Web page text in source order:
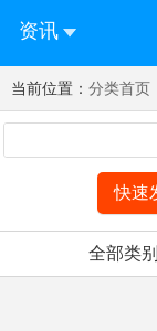
资讯
您好！欢迎来到
当前位置： 分类首页
快速
全部类别